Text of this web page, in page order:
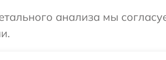
анализа мы